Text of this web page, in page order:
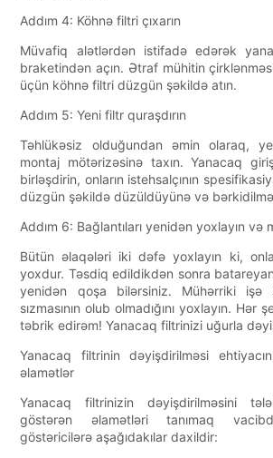
Addım 4: Köhnə filtri çıxarın
Müvafiq alətlərdən istifadə edərək
braketindən açın. Ətraf mühitin
üçün köhnə filtri düzgün şəkildə atın.
Addım 5: Yeni filtr quraşdırın
Təhlükəsiz olduğundan əmin olaraq,
montaj mötərizəsinə taxın. Yanacaq
birləşdirin, onların istehsalçının
düzgün şəkildə düzüldüyünə və
Addım 6: Bağlantıları yenidən yoxlayın və
Bütün əlaqələri iki dəfə yoxlayın ki,
yoxdur. Təsdiq edildikdən sonra
yenidən qoşa bilərsiniz. Mühərriki işə
sızmasının olub olmadığını yoxlayın. Hər
təbrik edirəm! Yanacaq filtrinizi uğurla
Yanacaq filtrinin dəyişdirilməsi
əlamətlər
Yanacaq filtrinizin dəyişdirilməsini
göstərən əlamətləri tanımaq
göstəricilərə aşağıdakılar daxildir: